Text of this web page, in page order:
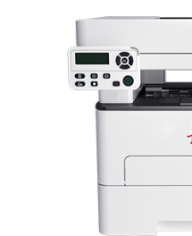
长城C265PN产品是
能一体机，打印速度
作频率